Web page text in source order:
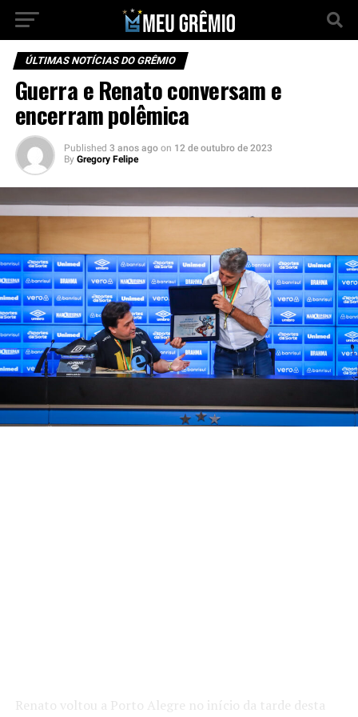
ÚLTIMAS NOTÍCIAS DO GRÊMIO
Guerra e Renato conversam e
encerram polêmica
Published 3 anos ago on 12 de outubro de 2023
By Gregory Felipe
Renato voltou a Porto Alegre no início da tarde desta